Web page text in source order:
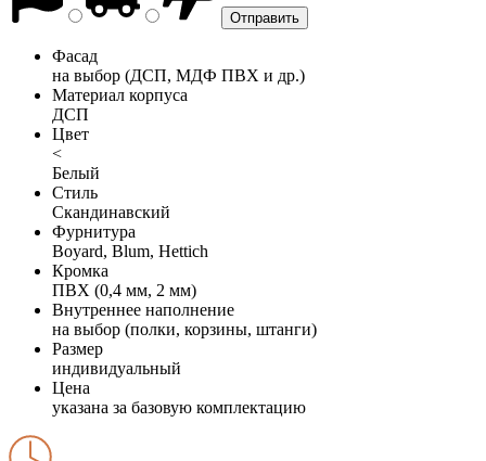
Фасад
на выбор (ДСП, МДФ ПВХ и др.)
Материал корпуса
ДСП
Цвет
<
Белый
Стиль
Скандинавский
Фурнитура
Boyard, Blum, Hettich
Кромка
ПВХ (0,4 мм, 2 мм)
Внутреннее наполнение
на выбор (полки, корзины, штанги)
Размер
индивидуальный
Цена
указана за базовую комплектацию